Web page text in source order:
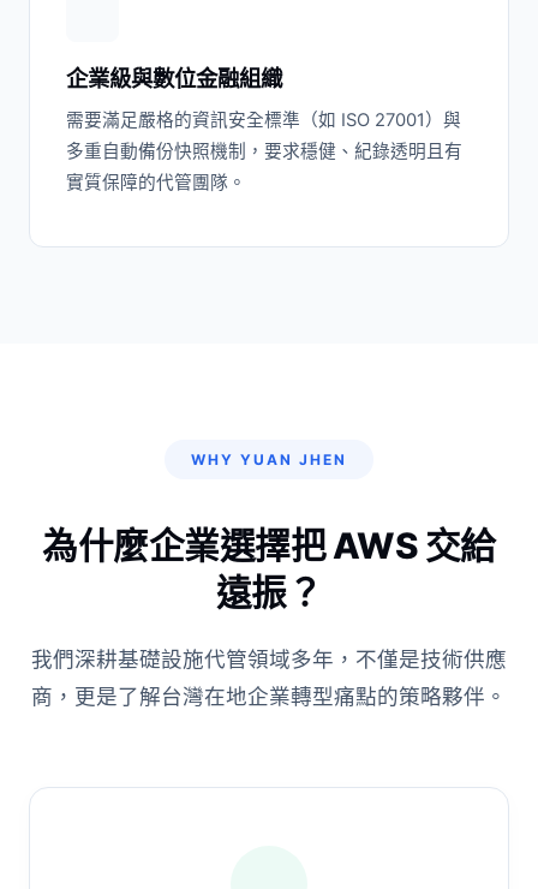
企業級與數位金融組織
需要滿足嚴格的資訊安全標準（如 ISO 27001）與
多重自動備份快照機制，要求穩健、紀錄透明且有
實質保障的代管團隊。
WHY YUAN JHEN
為什麼企業選擇把 AWS 交給
遠振？
我們深耕基礎設施代管領域多年，不僅是技術供應
商，更是了解台灣在地企業轉型痛點的策略夥伴。